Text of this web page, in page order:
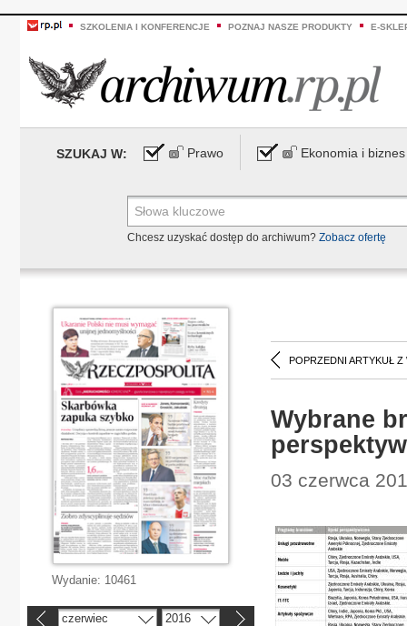
SZKOLENIA I KONFERENCJE POZNAJ NASZE PRODUKTY E-
SZUKAJ W: Prawo Ekonomia i biznes
Chcesz uzyskać dostęp do archiwum? Zobacz ofertę
POPRZEDNI ARTYKUŁ Z
Wybrane
03 czerwca
Wydanie: 10461
czerwiec 2016